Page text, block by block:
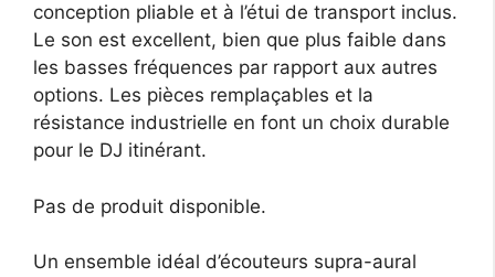
conception pliable et à l’étui de transport inclus.
Le son est excellent, bien que plus faible dans
les basses fréquences par rapport aux autres
options. Les pièces remplaçables et la
résistance industrielle en font un choix durable
pour le DJ itinérant.
Pas de produit disponible.
Un ensemble idéal d’écouteurs supra-aural